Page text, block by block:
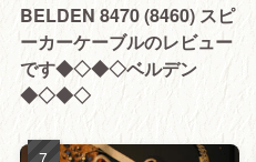
BELDEN 8470 (8460) スピ
ーカーケーブルのレビュー
です◆◇◆◇ベルデン
◆◇◆◇